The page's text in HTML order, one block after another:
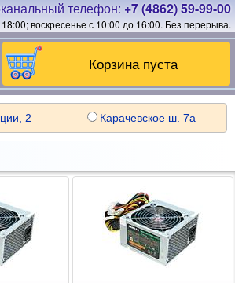
телефон: +7 (4862) 59-99-00
воскресенье с 10:00 до 16:00. Без перерыва.
Корзина пуста
2 Карачевское ш. 7а